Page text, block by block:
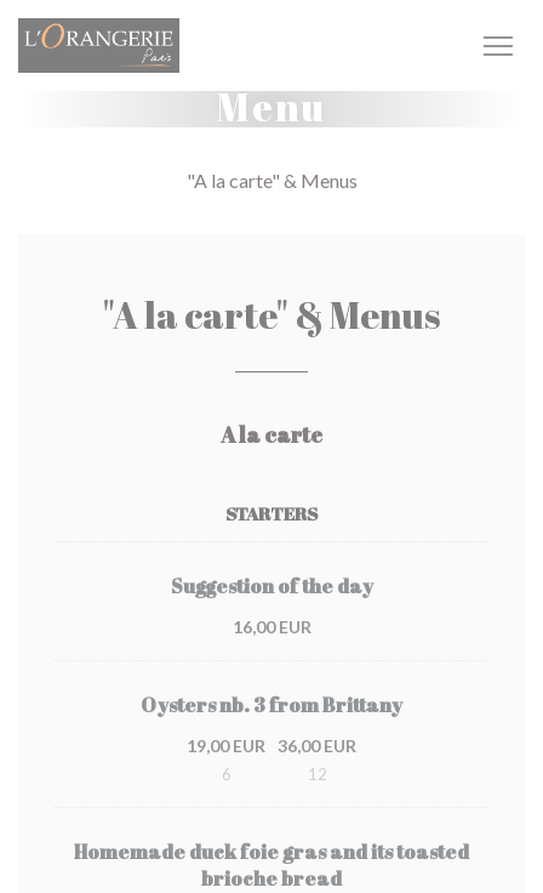
Personalizzazione delle tue scelte sui cookie
Menu
"A la carte" & Menus
"A la carte" & Menus
A la carte
STARTERS
Suggestion of the day
16,00 EUR
Oysters nb. 3 from Brittany
19,00 EUR
6
36,00 EUR
12
Homemade duck foie gras and its toasted
brioche bread